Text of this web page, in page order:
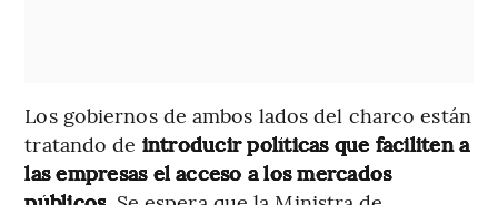
Los gobiernos de ambos lados del charco están
tratando de introducir políticas que faciliten a
las empresas el acceso a los mercados